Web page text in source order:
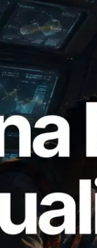
Block
de
y del